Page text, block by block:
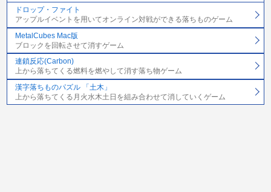
ドロップ・ファイト
アップルイベントを用いてオンライン対戦ができる落ちものゲーム
MetalCubes Mac版
ブロックを回転させて消すゲーム
連鎖反応(Carbon)
上から落ちてくる燃料を燃やして消す落ち物ゲーム
漢字落ちものパズル 「土木」
上から落ちてくる月火水木土日を組み合わせて消していくゲーム